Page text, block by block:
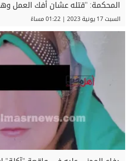
المحكمة: "قتله عشان أفك العمل
السبت 17 يونية 2023 | 01:22 مساءً